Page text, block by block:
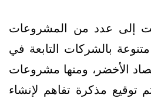
إلى عدد من المشروعات
بالشركات التابعة في
الأخضر، ومنها مشروعات
توقيع مذكرة تفاهم لإنشاء